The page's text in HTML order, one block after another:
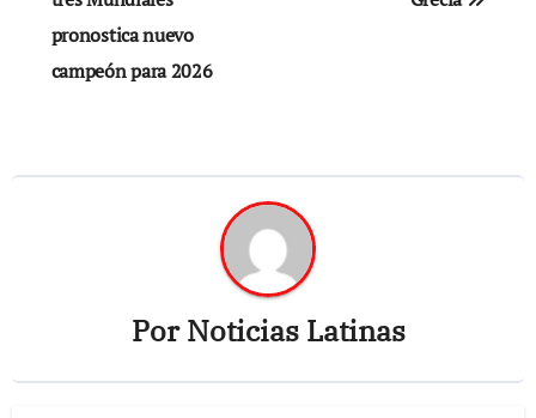
entradas
pronostica nuevo
campeón para 2026
PorNoticias Latinas